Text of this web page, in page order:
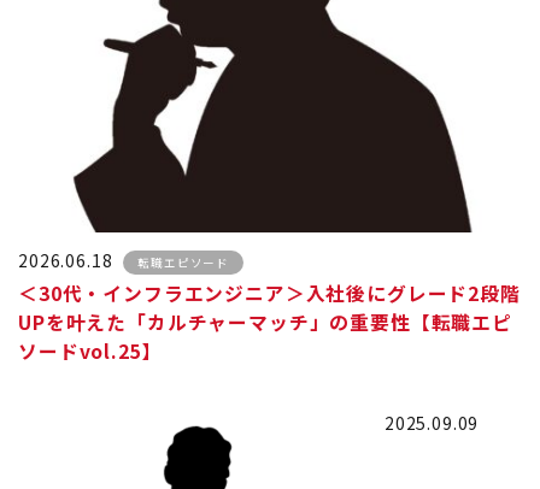
2026.06.18 転職エピソード
＜30代・インフラエンジニア＞入社後にグレード2段階
UPを叶えた「カルチャーマッチ」の重要性【転職エピ
ソードvol.25】
2025.09.09